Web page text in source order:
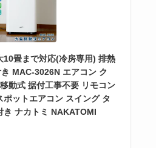
10畳まで対応(冷房専用) 排熱
MAC-3026N エアコン ク
動式 据付工事不要 リモコン
ポットエアコン スイング タ
き ナカトミ NAKATOMI